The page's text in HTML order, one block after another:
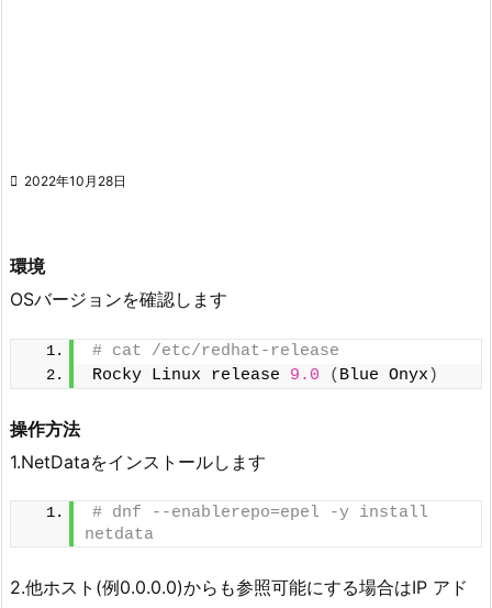
 2022年10月28日
環境
OSバージョンを確認します
# cat /etc/redhat-release
Rocky Linux release 9.0 ( Blue Onyx )
操作方法
1.NetDataをインストールします
# dnf --enablerepo=epel -y install
netdata
2.他ホスト(例0.0.0.0)からも参照可能にする場合はIP アド